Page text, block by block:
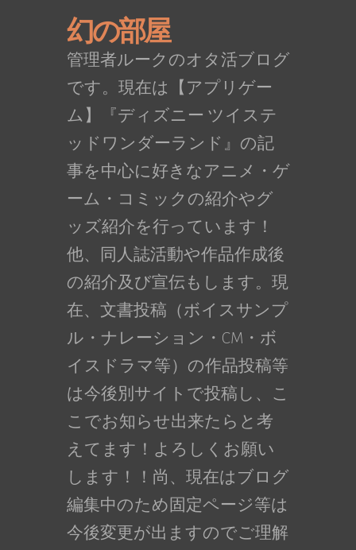
幻の部屋
管理者ルークのオタ活ブログ
です。現在は【アプリゲー
ム】『ディズニー ツイステ
ッドワンダーランド』の記
事を中心に好きなアニメ・ゲ
ーム・コミックの紹介やグ
ッズ紹介を行っています！
他、同人誌活動や作品作成後
の紹介及び宣伝もします。現
在、文書投稿（ボイスサンプ
ル・ナレーション・CM・ボ
イスドラマ等）の作品投稿等
は今後別サイトで投稿し、こ
こでお知らせ出来たらと考
えてます！よろしくお願い
します！！尚、現在はブログ
編集中のため固定ページ等は
今後変更が出ますのでご理解